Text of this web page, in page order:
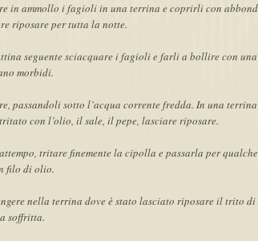
in ammollo i fagioli in una terrina e coprirli con
riposare per tutta la notte.
seguente sciacquare i fagioli e farli a bollire con
morbidi.
passandoli sotto l’acqua corrente fredda. In una
con l’olio, il sale, il pepe, lasciare riposare.
tritare finemente la cipolla e passarla per
filo di olio.
nella terrina dove è stato lasciato riposare il trito
soffritta.